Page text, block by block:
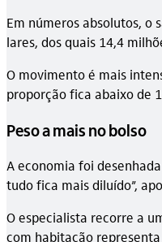
Em números absolutos, o
lares, dos quais 14,4
O movimento é mais
proporção fica abaixo de
Peso a mais no bolso
A economia foi
tudo fica mais diluído”,
O especialista recorre a
com habitação